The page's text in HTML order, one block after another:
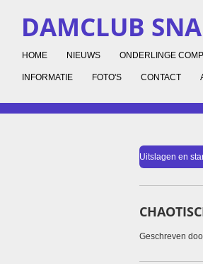
hoofdinhoud
DAMCLUB
HOME NIEUWS ONDERLINGE
INFORMATIE FOTO'S CONTACT
Uitslagen en
Geschreven